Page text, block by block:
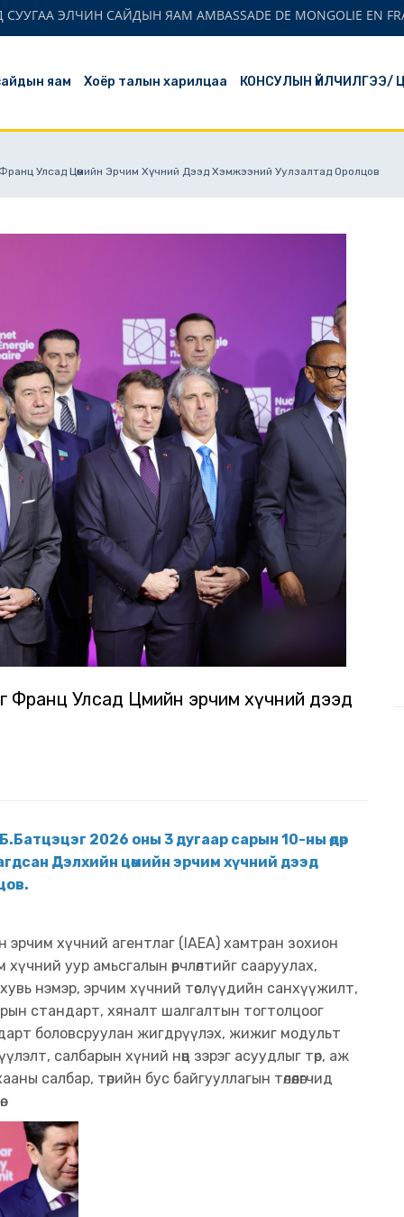
ЭЛЧИН САЙДЫН ЯАМ AMBASSADE DE MONGOLIE EN
яам Хоёр талын харилцаа КОНСУЛЫН ҮЙЛЧИЛГЭЭ/
Улсад Цөмийн Эрчим Хүчний Дээд Хэмжээний Уулзалтад Оролцов
Улсад Цөмийн эрчим хүчний дээд
2026 оны 3 дугаар сарын 10-ны өдөр
Дэлхийн цөмийн эрчим хүчний дээд
хүчний агентлаг (IAEA) хамтран зохион
хүчний уур амьсгалын өөрчлөлтийг сааруулах,
нэмэр, эрчим хүчний төслүүдийн санхүүжилт,
стандарт, хяналт шалгалтын тогтолцоог
боловсруулан жигдрүүлэх, жижиг модульт
салбарын хүний нөөц зэрэг асуудлыг төр, аж
салбар, төрийн бус байгууллагын төлөөлөгчид